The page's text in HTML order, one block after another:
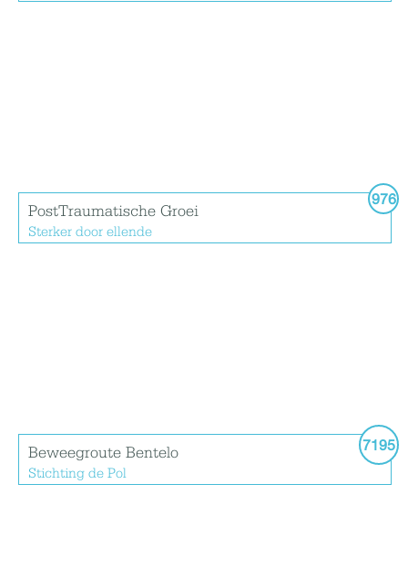
976
PostTraumatische Groei
Sterker door ellende
7195
Beweegroute Bentelo
Stichting de Pol